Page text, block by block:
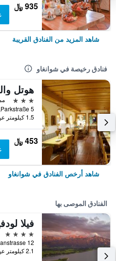
935 ﷼
شاهد المزيد من الفنادق القريبة
فنادق رخيصة في شوانغاو
هوتل
3 نجوم
1.5 كيلومتر عن وسط المدينة
453 ﷼
شاهد أرخص الفنادق في شوانغاو
الفنادق الموصى بها
4 نجوم
2.1 كيلومتر عن وسط المدينة